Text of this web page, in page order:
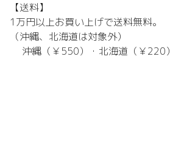
【送料】
1万円以上お買い上げで送料無料。
（沖縄、北海道は対象外）
沖縄（￥550）・北海道（￥220）